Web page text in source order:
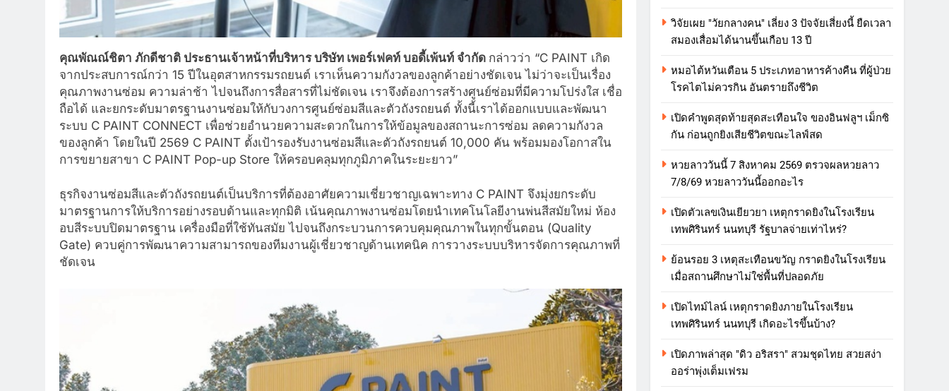
คุณพัณณ์ชิตา ภักดีชาติ ประธานเจ้าหน้าที่บริหาร บริษัท เพอร์เฟคท์ บอดี้เพ้นท์ จำกัด กล่าวว่า “C PAINT เกิด
จากประสบการณ์กว่า 15 ปีในอุตสาหกรรมรถยนต์ เราเห็นความกังวลของลูกค้าอย่างชัดเจน ไม่ว่าจะเป็นเรื่อง
คุณภาพงานซ่อม ความล่าช้า ไปจนถึงการสื่อสารที่ไม่ชัดเจน เราจึงต้องการสร้างศูนย์ซ่อมที่มีความโปร่งใส เชื่อ
ถือได้ และยกระดับมาตรฐานงานซ่อมให้กับวงการศูนย์ซ่อมสีและตัวถังรถยนต์ ทั้งนี้เราได้ออกแบบและพัฒนา
ระบบ C PAINT CONNECT เพื่อช่วยอำนวยความสะดวกในการให้ข้อมูลของสถานะการซ่อม ลดความกังวล
ของลูกค้า โดยในปี 2569 C PAINT ตั้งเป้ารองรับงานซ่อมสีและตัวถังรถยนต์ 10,000 คัน พร้อมมองโอกาสใน
การขยายสาขา C PAINT Pop-up Store ให้ครอบคลุมทุกภูมิภาคในระยะยาว”
ธุรกิจงานซ่อมสีและตัวถังรถยนต์เป็นบริการที่ต้องอาศัยความเชี่ยวชาญเฉพาะทาง C PAINT จึงมุ่งยกระดับ
มาตรฐานการให้บริการอย่างรอบด้านและทุกมิติ เน้นคุณภาพงานซ่อมโดยนำเทคโนโลยีงานพ่นสีสมัยใหม่ ห้อง
อบสีระบบปิดมาตรฐาน เครื่องมือที่ใช้ทันสมัย ไปจนถึงกระบวนการควบคุมคุณภาพในทุกขั้นตอน (Quality
Gate) ควบคู่การพัฒนาความสามารถของทีมงานผู้เชี่ยวชาญด้านเทคนิค การวางระบบบริหารจัดการคุณภาพที่
ชัดเจน
วิจัยเผย "วัยกลางคน" เลี่ยง 3 ปัจจัยเสี่ยงนี้ ยืดเวลา
สมองเสื่อมได้นานขึ้นเกือบ 13 ปี
หมอไต้หวันเตือน 5 ประเภทอาหารค้างคืน ที่ผู้ป่วย
โรคไตไม่ควรกิน อันตรายถึงชีวิต
เปิดคำพูดสุดท้ายสุดสะเทือนใจ ของอินฟลูฯ เม็กซิ
กัน ก่อนถูกยิงเสียชีวิตขณะไลฟ์สด
หวยลาววันนี้ 7 สิงหาคม 2569 ตรวจผลหวยลาว
7/8/69 หวยลาววันนี้ออกอะไร
เปิดตัวเลขเงินเยียวยา เหตุกราดยิงในโรงเรียน
เทพศิรินทร์ นนทบุรี รัฐบาลจ่ายเท่าไหร่?
ย้อนรอย 3 เหตุสะเทือนขวัญ กราดยิงในโรงเรียน
เมื่อสถานศึกษาไม่ใช่พื้นที่ปลอดภัย
เปิดไทม์ไลน์ เหตุกราดยิงภายในโรงเรียน
เทพศิรินทร์ นนทบุรี เกิดอะไรขึ้นบ้าง?
เปิดภาพล่าสุด "ดิว อริสรา" สวมชุดไทย สวยสง่า
ออร่าพุ่งเต็มเฟรม